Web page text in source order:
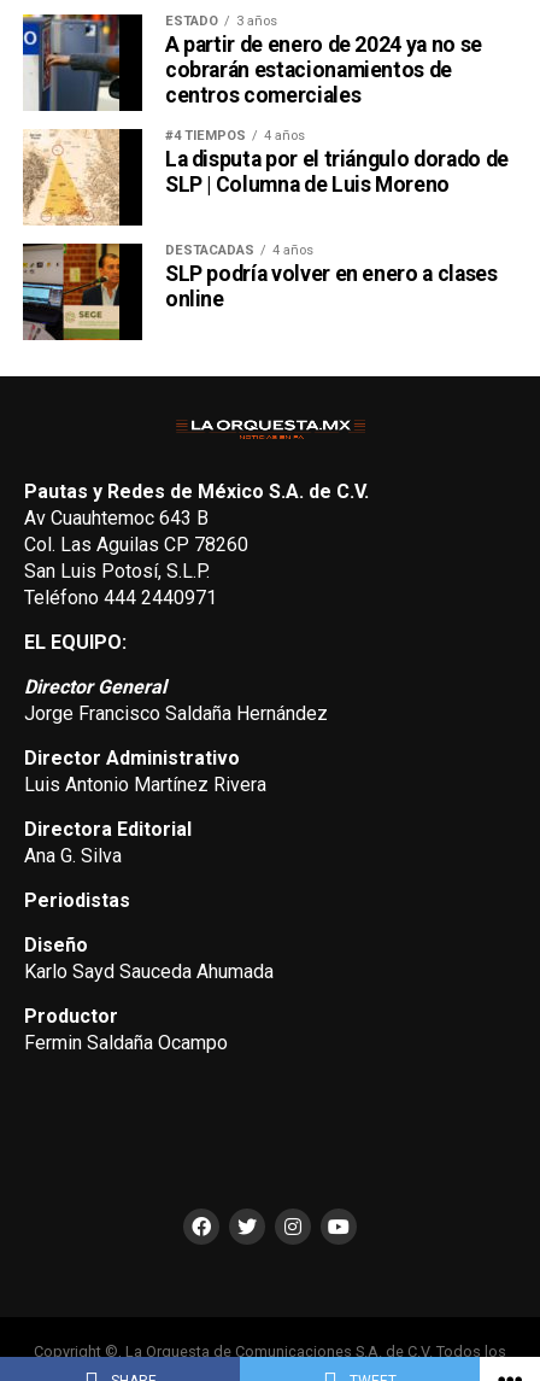
ESTADO 3 años
A partir de enero de 2024 ya no se
cobrarán estacionamientos de
centros comerciales
#4 TIEMPOS 4 años
La disputa por el triángulo dorado de
SLP | Columna de Luis Moreno
DESTACADAS 4 años
SLP podría volver en enero a clases
online
Pautas y Redes de México S.A. de C.V.
Av Cuauhtemoc 643 B
Col. Las Aguilas CP 78260
San Luis Potosí, S.L.P.
Teléfono 444 2440971
EL EQUIPO:
Director General
Jorge Francisco Saldaña Hernández
Director Administrativo
Luis Antonio Martínez Rivera
Directora Editorial
Ana G. Silva
Periodistas
Diseño
Karlo Sayd Sauceda Ahumada
Productor
Fermin Saldaña Ocampo
Copyright ©, La Orquesta de Comunicaciones S.A. de C.V. Todos los
Derechos Reservados